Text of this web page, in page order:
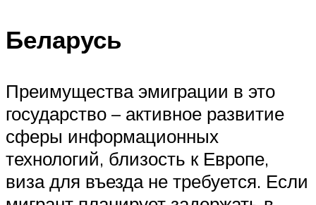
Беларусь
Преимущества эмиграции в это
государство – активное развитие
сферы информационных
технологий, близость к Европе,
виза для въезда не требуется. Если